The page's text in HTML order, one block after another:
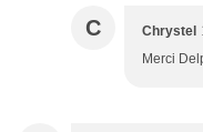
C Chrystel
Merci